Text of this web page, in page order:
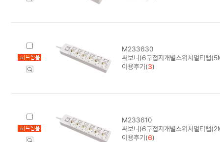
M233630
써보니)6구접지개별스위치멀티탭
이용후기(3)
M233610
써보니)6구접지개별스위치멀티탭
이용후기(6)